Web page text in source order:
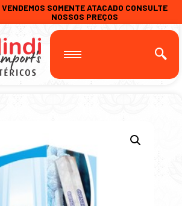
VENDEMOS SOMENTE ATACADO CONSULTE
NOSSOS PREÇOS